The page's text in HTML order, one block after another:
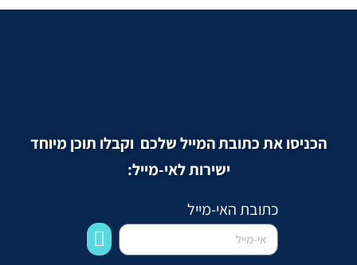
הכניסו את כתובת המייל שלכם וקבלו תוכן מיוחד
ישירות לאי-מייל:
כתובת האי-מייל